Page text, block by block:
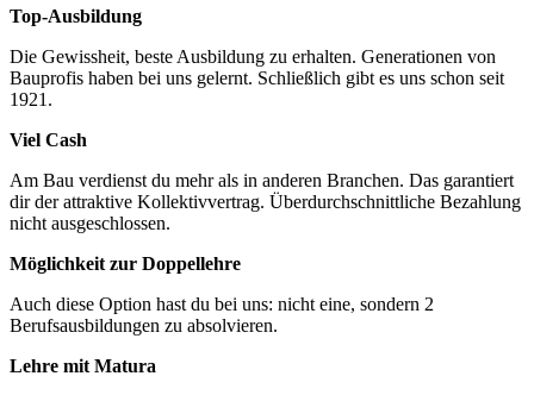
Top-Ausbildung
Die Gewissheit, beste Ausbildung zu erhalten. Generationen von
Bauprofis haben bei uns gelernt. Schließlich gibt es uns schon seit
1921.
Viel Cash
Am Bau verdienst du mehr als in anderen Branchen. Das garantiert
dir der attraktive Kollektivvertrag. Überdurchschnittliche Bezahlung
nicht ausgeschlossen.
Möglichkeit zur Doppellehre
Auch diese Option hast du bei uns: nicht eine, sondern 2
Berufsausbildungen zu absolvieren.
Lehre mit Matura